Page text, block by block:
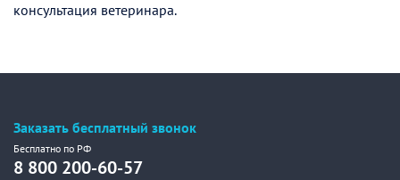
консультация ветеринара.
Заказать бесплатный звонок
Бесплатно по РФ
8 800 200-60-57